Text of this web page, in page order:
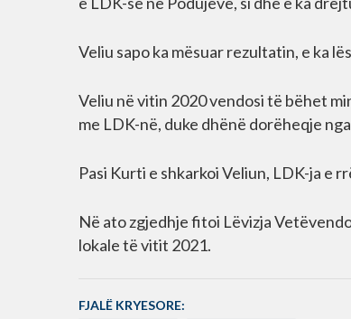
Veliu sapo ka mësuar rezultatin, e ka
Veliu në vitin 2020 vendosi të bëhet
me LDK-në, duke dhënë dorëheqje
Pasi Kurti e shkarkoi Veliun, LDK-ja e
Në ato zgjedhje fitoi Lëvizja
lokale të vitit 2021.
FJALË KRYESORE: